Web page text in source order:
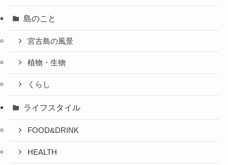
島のこと
宮古島の風景
植物・生物
くらし
ライフスタイル
FOOD&DRINK
HEALTH